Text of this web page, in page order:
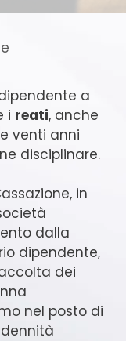
a
i reati, anche
venti anni
disciplinare.
in
dalla
dipendente,
dei
nel posto di